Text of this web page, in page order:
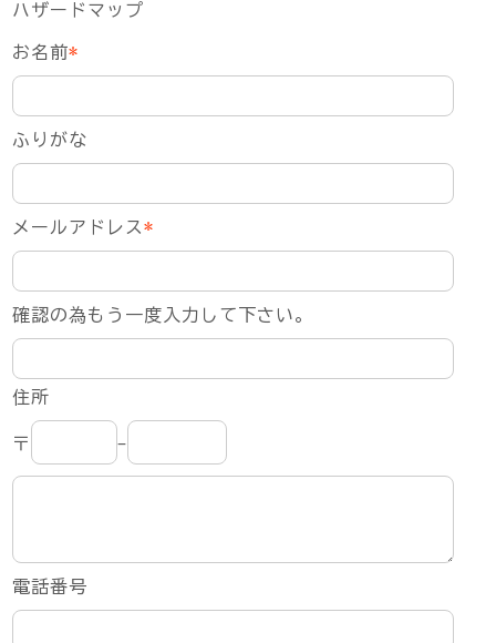
ハザードマップ
お名前*
ふりがな
メールアドレス*
確認の為もう一度入力して下さい。
住所
〒 -
電話番号